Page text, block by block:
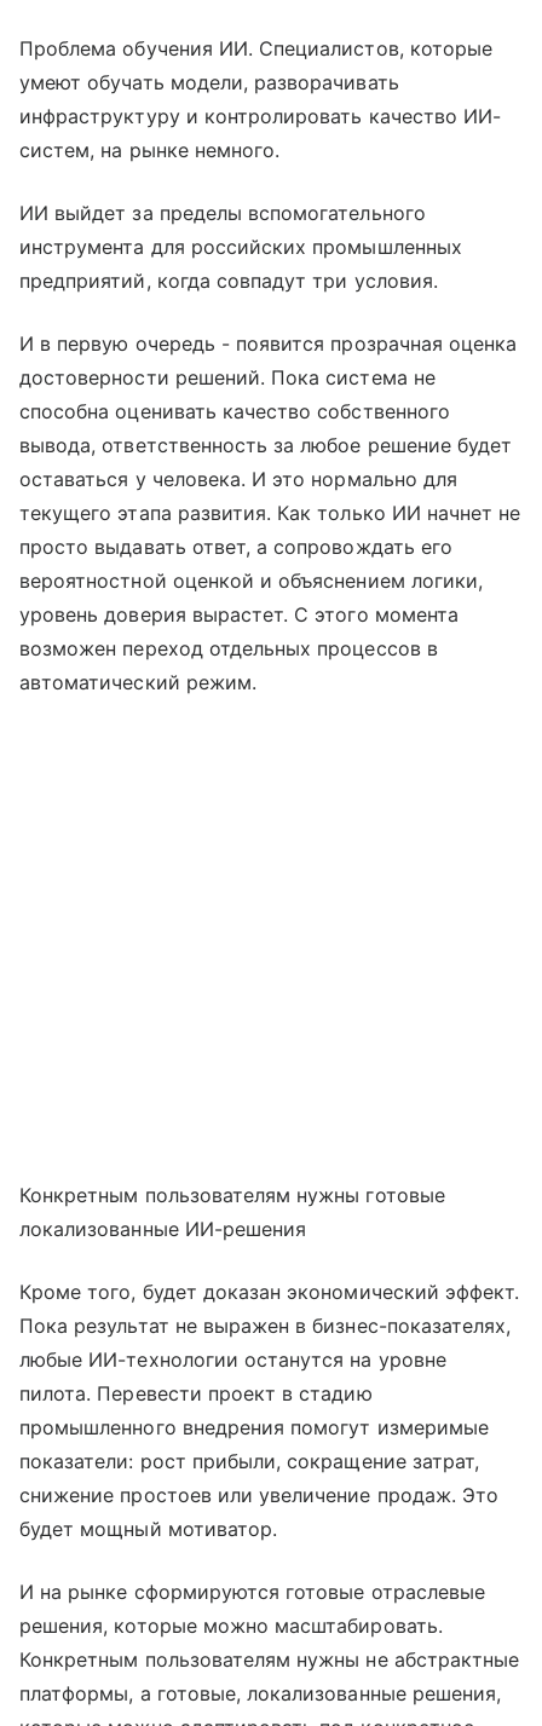
Проблема обучения ИИ. Специалистов, которые
умеют обучать модели, разворачивать
инфраструктуру и контролировать качество ИИ-
систем, на рынке немного.
ИИ выйдет за пределы вспомогательного
инструмента для российских промышленных
предприятий, когда совпадут три условия.
И в первую очередь - появится прозрачная оценка
достоверности решений. Пока система не
способна оценивать качество собственного
вывода, ответственность за любое решение будет
оставаться у человека. И это нормально для
текущего этапа развития. Как только ИИ начнет не
просто выдавать ответ, а сопровождать его
вероятностной оценкой и объяснением логики,
уровень доверия вырастет. С этого момента
возможен переход отдельных процессов в
автоматический режим.
Конкретным пользователям нужны готовые
локализованные ИИ-решения
Кроме того, будет доказан экономический эффект.
Пока результат не выражен в бизнес-показателях,
любые ИИ-технологии останутся на уровне
пилота. Перевести проект в стадию
промышленного внедрения помогут измеримые
показатели: рост прибыли, сокращение затрат,
снижение простоев или увеличение продаж. Это
будет мощный мотиватор.
И на рынке сформируются готовые отраслевые
решения, которые можно масштабировать.
Конкретным пользователям нужны не абстрактные
платформы, а готовые, локализованные решения,